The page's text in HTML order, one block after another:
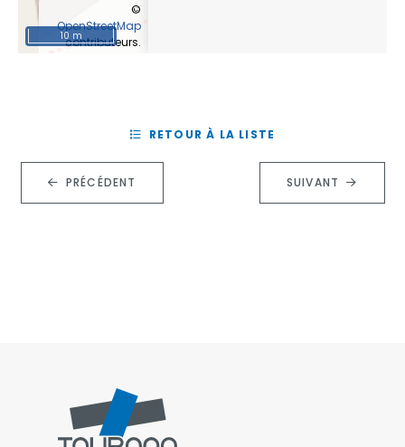
©
OpenStreetMap
contributeurs.
10 m
PRÉCÉDENT
RETOUR À LA LISTE
SUIVANT